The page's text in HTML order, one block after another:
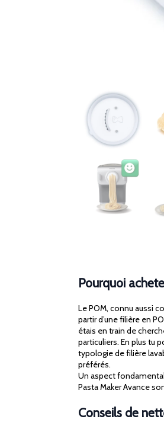
Pourquoi
Le POM, connu aussi
partir d’une filière en
étais en train de
particuliers. En plus tu
typologie de filière
préférés.
Un aspect
Pasta Maker Avance
Conseils de